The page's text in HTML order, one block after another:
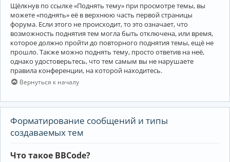
Щёлкнув по ссылке «Поднять тему» при просмотре темы, вы
можете «поднять» её в верхнюю часть первой страницы
форума. Если этого не происходит, то это означает, что
возможность поднятия тем могла быть отключена, или время,
которое должно пройти до повторного поднятия темы, ещё не
прошло. Также можно поднять тему, просто ответив на неё,
однако удостоверьтесь, что тем самым вы не нарушаете
правила конференции, на которой находитесь.
Вернуться к началу
Форматирование сообщений и типы
создаваемых тем
Что такое BBCode?